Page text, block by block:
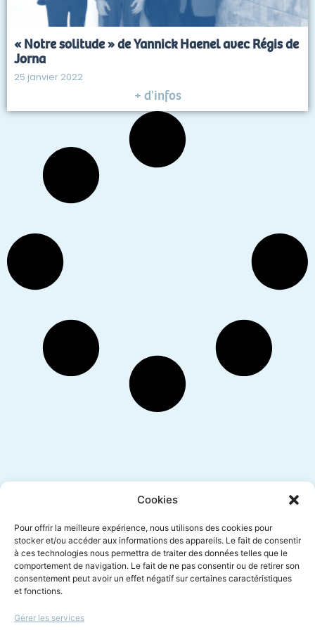
Cookies
Pour offrir la meilleure expérience, nous utilisons des cookies pour
stocker et/ou accéder aux informations des appareils. Le fait de consentir
à ces technologies nous permettra de traiter des données telles que le
comportement de navigation. Le fait de ne pas consentir ou de retirer son
consentement peut avoir un effet négatif sur certaines caractéristiques
et fonctions.
Gérer les services
« Notre solitude » de Yannick Haenel avec Régis de
Jorna
25 janvier 2022
+ d'infos
Inscription newsletter
Envoyer